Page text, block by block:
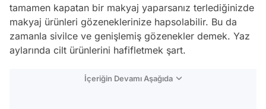
tamamen kapatan bir makyaj yaparsanız terlediğinizde
makyaj ürünleri gözeneklerinize hapsolabilir. Bu da
zamanla sivilce ve genişlemiş gözenekler demek. Yaz
aylarında cilt ürünlerini hafifletmek şart.
İçeriğin Devamı Aşağıda